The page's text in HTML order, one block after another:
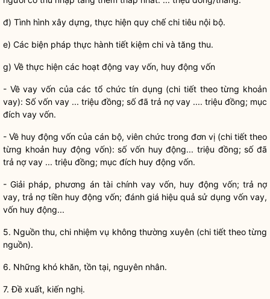
đ) Tình hình xây dựng, thực hiện quy chếchi tiêu nội bộ.
e) Các biện pháp thực hành tiết kiệm chi và tăng thu.
g) Về thực hiện các hoạt động vay vốn, huy động vốn
- Về vay vốn của các tổ chức tín dụng (chi tiết theo từng khoản
vay): Sốvốn vay ... triệu đồng; sốđã trả nợ vay .... triệu đồng; mục
đích vay vốn.
- Về huy động vốn của cán bộ, viên chức trong đơn vị (chi tiết theo
từng khoản huy động vốn): số vốn huy động... triệu đồng; số đã
trả nợ vay ... triệu đồng; mục đích huy động vốn.
- Giải pháp, phương án tài chính vay vốn, huy động vốn; trả nợ
vay, trả nợ tiền huy động vốn; đánh giá hiệu quả sử dụng vốn vay,
vốn huy động...
5. Nguồn thu, chi nhiệm vụ không thường xuyên (chi tiết theo từng
nguồn).
6. Những khó khăn, tồn tại, nguyên nhân.
7. Đề xuất, kiến nghị.